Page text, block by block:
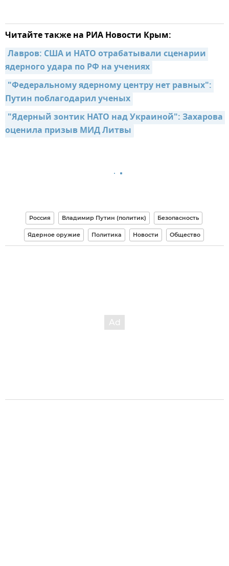
Читайте также на РИА Новости Крым:
Лавров: США и НАТО отрабатывали сценарии
ядерного удара по РФ на учениях
"Федеральному ядерному центру нет равных":
Путин поблагодарил ученых
"Ядерный зонтик НАТО над Украиной": Захарова
оценила призыв МИД Литвы
Россия Владимир Путин (политик) Безопасность
Ядерное оружие Политика Новости Общество